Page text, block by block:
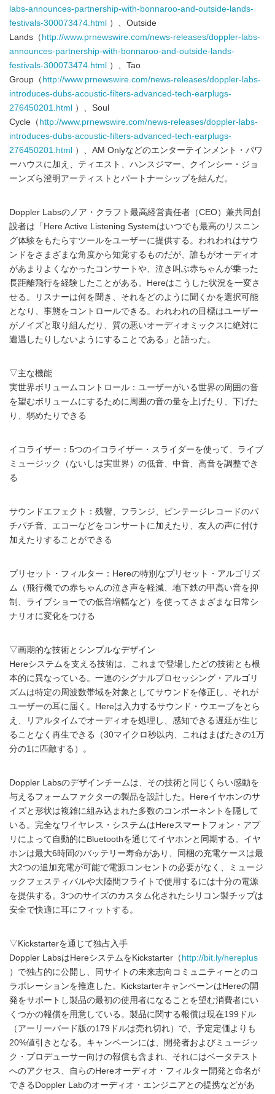
labs-announces-partnership-with-bonnaroo-and-outside-lands-
festivals-300073474.html
）、Outside
Lands（ http://www.prnewswire.com/news-releases/doppler-labs-
announces-partnership-with-bonnaroo-and-outside-lands-
festivals-300073474.html
）、Tao
Group（ http://www.prnewswire.com/news-releases/doppler-labs-
introduces-dubs-acoustic-filters-advanced-tech-earplugs-
276450201.html
）、Soul
Cycle（ http://www.prnewswire.com/news-releases/doppler-labs-
introduces-dubs-acoustic-filters-advanced-tech-earplugs-
276450201.html
）、AM Onlyなどのエンターテインメント・パワ
ーハウスに加え、ティエスト、ハンスジマー、クインシー・ジョ
ーンズら澄明アーティストとパートナーシップを結んだ。
Doppler Labsのノア・クラフト最高経営責任者（CEO）兼共同創
設者は「Here Active Listening Systemはいつでも最高のリスニン
グ体験をもたらすツールをユーザーに提供する。われわれはサウ
ンドをさまざまな角度から知覚するものだが、誰もがオーディオ
があまりよくなかったコンサートや、泣き叫ぶ赤ちゃんが乗った
長距離飛行を経験したことがある。Hereはこうした状況を一変さ
せる。リスナーは何を聞き、それをどのように聞くかを選択可能
となり、事態をコントロールできる。われわれの目標はユーザー
がノイズと取り組んだり、質の悪いオーディオミックスに絶対に
遭遇したりしないようにすることである」と語った。
▽主な機能
実世界ボリュームコントロール：ユーザーがいる世界の周囲の音
を望むボリュームにするために周囲の音の量を上げたり、下げた
り、弱めたりできる
イコライザー：5つのイコライザー・スライダーを使って、ライブ
ミュージック（ないしは実世界）の低音、中音、高音を調整でき
る
サウンドエフェクト：残響、フランジ、ビンテージレコードのパ
チパチ音、エコーなどをコンサートに加えたり、友人の声に付け
加えたりすることができる
プリセット・フィルター：Hereの特別なプリセット・アルゴリズ
ム（飛行機での赤ちゃんの泣き声を軽減、地下鉄の甲高い音を抑
制、ライブショーでの低音増幅など）を使ってさまざまな日常シ
ナリオに変化をつける
▽画期的な技術とシンプルなデザイン
Hereシステムを支える技術は、これまで登場したどの技術とも根
本的に異なっている。一連のシグナルプロセッシング・アルゴリ
ズムは特定の周波数帯域を対象としてサウンドを修正し、それが
ユーザーの耳に届く。Hereは入力するサウンド・ウエーブをとら
え、リアルタイムでオーディオを処理し、感知できる遅延が生じ
ることなく再生できる（30マイクロ秒以内、これはまばたきの1万
分の1に匹敵する）。
Doppler Labsのデザインチームは、その技術と同じくらい感動を
与えるフォームファクターの製品を設計した。Hereイヤホンのサ
イズと形状は複雑に組み込まれた多数のコンポーネントを隠して
いる。完全なワイヤレス・システムはHereスマートフォン・アプ
リによって自動的にBluetoothを通じてイヤホンと同期する。イヤ
ホンは最大6時間のバッテリー寿命があり、同梱の充電ケースは最
大2つの追加充電が可能で電源コンセントの必要がなく、ミュージ
ックフェスティバルや大陸間フライトで使用するには十分の電源
を提供する。3つのサイズのカスタム化されたシリコン製チップは
安全で快適に耳にフィットする。
▽Kickstarterを通じて独占入手
Doppler LabsはHereシステムをKickstarter（ http://bit.ly/hereplus
）で独占的に公開し、同サイトの未来志向コミュニティーとのコ
ラボレーションを推進した。KickstarterキャンペーンはHereの開
発をサポートし製品の最初の使用者になることを望む消費者にい
くつかの報償を用意している。製品に関する報償は現在199ドル
（アーリーバード版の179ドルは売れ切れ）で、予定定価よりも
20%値引きとなる。キャンペーンには、開発者およびミュージッ
ク・プロデューサー向けの報償も含まれ、それにはベータテスト
へのアクセス、自らのHereオーディオ・フィルター開発と命名が
できるDoppler Labのオーディオ・エンジニアとの提携などがあ